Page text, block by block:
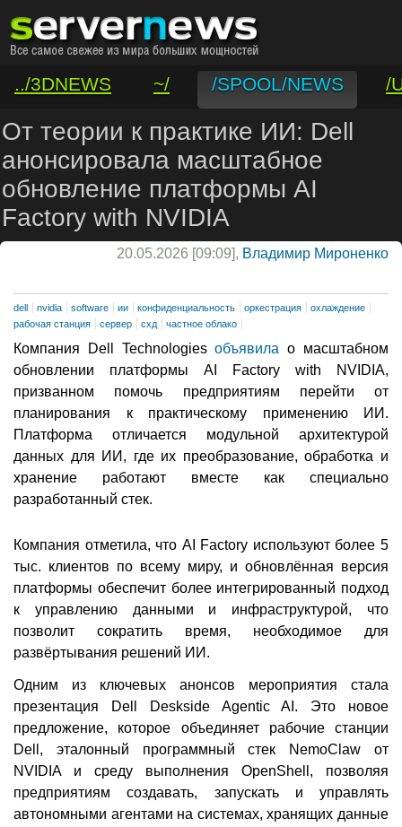
../3DNEWS ~/ /SPOOL/NEWS
/
/VAR/CONTACT
От теории к практике ИИ: Dell
анонсировала масштабное
обновление платформы AI
Factory with NVIDIA
20.05.2026 [09:09], Владимир Мироненко
dell nvidia software ии конфиденциальность оркестрация
охлаждение
рабочая станция
сервер схд частное облако
Компания Dell Technologiesобъявила о масштабном
обновлении платформы AI Factory with NVIDIA,
призванном помочь предприятиям перейти от
планирования к практическому применению ИИ.
Платформа отличается модульной архитектурой
данных для ИИ, где их преобразование, обработка и
хранение работают вместе как специально
разработанный стек.
Компания отметила, что AI Factory используют более 5
тыс. клиентов по всему миру, и обновлённая версия
платформы обеспечит более интегрированный подход
к управлению данными и инфраструктурой, что
позволит сократить время, необходимое для
развёртывания решений ИИ.
Одним из ключевых анонсов мероприятия стала
презентация Dell Deskside Agentic AI. Это новое
предложение, которое объединяет рабочие станции
Dell, эталонный программный стек NemoClaw от
NVIDIA и среду выполнения OpenShell, позволяя
предприятиям создавать, запускать и управлять
автономными агентами на системах, хранящих данные